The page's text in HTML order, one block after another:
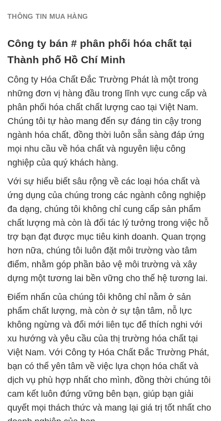
THÔNG TIN MUA HÀNG
Công ty bán # phân phối hóa chất tại
Thành phố Hồ Chí Minh
Công ty Hóa Chất Đắc Trường Phát là một trong
những đơn vị hàng đầu trong lĩnh vực cung cấp và
phân phối hóa chất chất lượng cao tại Việt Nam.
Chúng tôi tự hào mang đến sự đáng tin cậy trong
ngành hóa chất, đồng thời luôn sẵn sàng đáp ứng
mọi nhu cầu về hóa chất và nguyên liệu công
nghiệp của quý khách hàng.
Với sự hiểu biết sâu rộng về các loại hóa chất và
ứng dụng của chúng trong các ngành công nghiệp
đa dạng, chúng tôi không chỉ cung cấp sản phẩm
chất lượng mà còn là đối tác lý tưởng trong việc hỗ
trợ bạn đạt được mục tiêu kinh doanh. Quan trọng
hơn nữa, chúng tôi luôn đặt môi trường vào tâm
điểm, nhằm góp phần bảo vệ môi trường và xây
dựng một tương lai bền vững cho thế hệ tương lai.
Điểm nhấn của chúng tôi không chỉ nằm ở sản
phẩm chất lượng, mà còn ở sự tận tâm, nỗ lực
không ngừng và đổi mới liên tục để thích nghi với
xu hướng và yêu cầu của thị trường hóa chất tại
Việt Nam. Với Công ty Hóa Chất Đắc Trường Phát,
bạn có thể yên tâm về việc lựa chọn hóa chất và
dịch vụ phù hợp nhất cho mình, đồng thời chúng tôi
cam kết luôn đứng vững bên bạn, giúp bạn giải
quyết mọi thách thức và mang lại giá trị tốt nhất cho